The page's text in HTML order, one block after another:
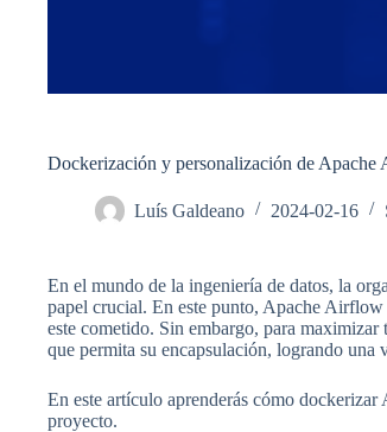
Dockerización y personalización de Apache
Luís Galdeano 2024-02-16
En el mundo de la ingeniería de datos, la
papel crucial. En este punto, Apache Airflow
este cometido. Sin embargo, para
que permita su encapsulación, logrando una
En este artículo aprenderás cómo
proyecto.